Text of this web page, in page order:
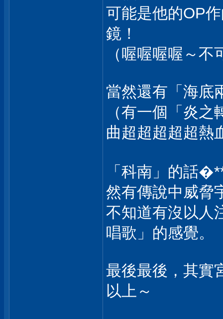
可能是他的OP
鏡！
（喔喔喔喔～
當然還有「海底
（有一個「炎
曲超超超超超熱
「科南」的話
然有傳說中威脅
不知道有沒以人
唱歌」的感覺。
最後最後，其實
以上～